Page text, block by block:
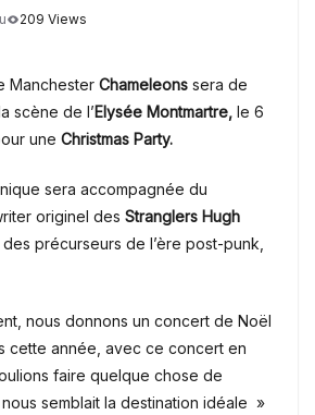
209 Views
Manchester Chameleons sera de
scène de l’Elysée Montmartre, le 6
une Christmas Party.
sera accompagnée du
originel des Stranglers Hugh
précurseurs de l’ère post-punk,
nous donnons un concert de Noël
cette année, avec ce concert en
faire quelque chose de
nous semblait la destination idéale »